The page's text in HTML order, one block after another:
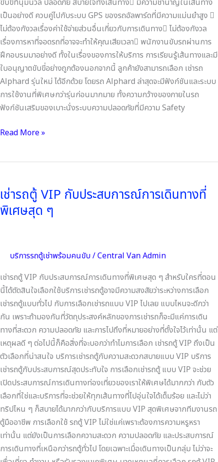
ขับขี่ที่นุ่มนวล ปลอดภัย สบายใจทั้งเส้นทาง มีความชำนาญในเส้นทาง
เป็นอย่างดี ควบคู่ไปกับระบบ GPS ของรถอัลพาร์ดที่มีความแม่นยำสูง 
ไม่ต้องกังวลเรื่องค่าใช้จ่ายส่วนอื่นเกี่ยวกับการเดินทาง ไม่ต้องกังวล
เรื่องการหาที่จอดรถที่อาจจะทำให้คุณเสียเวลา พนักงานขับรถผ่านการ
ฝึกอบรมมาอย่างดี ทั้งในเรื่องของการให้บริการ การเรียนรู้เส้นทางและมี
ใบอนุญาตขับขี่อย่างถูกต้องนอกจากนี้ ลูกค้ายังสามารถเลือก เช่ารถ
Alphard รุ่นใหม่ ได้อีกด้วย โดยรถ Alphard ล่าสุดจะมีฟังก์ชันและระบบ
การใช้งานที่พิเศษกว่ารุ่นก่อนมากมาย ทั้งความกว้างของภายในรถ
ฟังก์ชันเสริมของเบาะนั่งระบบความปลอดภัยที่มีความ Safety
Read More »
เช่ารถตู้ VIP กับประสบการณ์การเดินทางที่
พิเศษสุด ๆ
บริการรถตู้เช่าพร้อมคนขับ/Central Van Admin
เช่ารถตู้ VIP กับประสบการณ์การเดินทางที่พิเศษสุด ๆ สำหรับใครที่ตอน
นี้ได้ตัดสินใจเลือกใช้บริการเช่ารถตู้อาจมีความสงสัยว่าระหว่างการเลือก
เช่ารถตู้แบบทั่วไป กับการเลือกเช่ารถแบบ VIP ไปเลย แบบไหนจะดีกว่า
กัน เพราะถ้ามองกันที่วัตถุประสงค์หลักของการเช่ารถก็จะมีแค่การเดิน
ทางที่สะดวก ความปลอดภัย และการไปถึงที่หมายอย่างที่ตั้งใจไว้เท่านั้น แต่
เหตุผลดี ๆ ต่อไปนี้ก็คือสิ่งที่จะบอกว่าทำไมการเลือก เช่ารถตู้ VIP ถึงเป็น
ตัวเลือกที่น่าสนใจ บริการเช่ารถตู้กับความสะดวกสบายแบบ VIP บริการ
เช่ารถตู้กับประสบการณ์สุดประทับใจ การเลือกเช่ารถตู้ แบบ VIP จะช่วย
เปิดประสบการณ์การเดินทางท่องเที่ยวของเราให้พิเศษได้มากกว่า กับตัว
เลือกที่ใช่และบริการที่จะช่วยให้ทุกเส้นทางที่ไปอุ่นใจได้เต็มร้อย และไม่ว่า
ทริปไหน ๆ ก็สบายได้มากกว่ากับบริการแบบ VIP สุดพิเศษจากทีมงานรถ
ตู้มืออาชีพ การเลือกใช้ รถตู้ VIP ไม่ใช่แค่เพราะต้องการความหรูหรา
เท่านั้น แต่ยังเป็นการเลือกความสะดวก ความปลอดภัย และประสบการณ์
การเดินทางที่เหนือกว่ารถตู้ทั่วไป โดยเฉพาะเมื่อเดินทางเป็นกลุ่ม ไม่ว่าจะ
ตู้
VIP
เดิน
ทาง
ที่
พิเศษ
สุด
ๆ